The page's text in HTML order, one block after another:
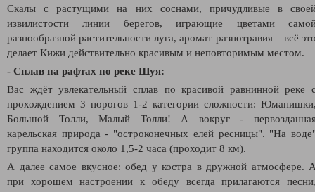
Скалы с растущими на них соснами, причудливые в
извилистости линии берегов, играющие цветами
разнообразной растительности луга, аромат разнотравия – всё
делает Кижи действительно красивым и неповторимым местом.
- Сплав на рафтах по реке Шуя:
Вас ждёт увлекательный сплав по красивой равнинной реке
прохождением 3 порогов 1-2 категории сложности:
Большой Толли, Малый Толли! А вокруг -
карельская природа - "остроконечных елей ресницы". "На
группа находится около 1,5-2 часа (проходит 8 км).
А далее самое вкусное: обед у костра в дружной атмосфере.
при хорошем настроении к обеду всегда прилагаются